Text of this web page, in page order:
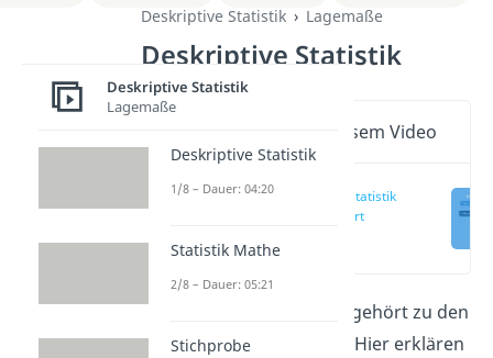
Deskriptive Statistik
Lagemaße
Deskriptive Statistik
Wichtige Inhalte in diesem Video
Deskriptive Statistik
einfach erklärt
Die
gehört zu den
Grundlagen der Statistik. Hier erklären
Deskriptive Statistik
Lagemaße
Deskriptive Statistik
1/8 – Dauer: 04:20
Statistik Mathe
2/8 – Dauer: 05:21
Stichprobe